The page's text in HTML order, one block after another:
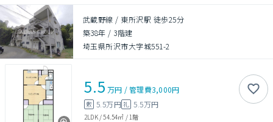
武蔵野線 / 東所沢駅 徒歩25分
築38年 / 3階建
埼玉県所沢市大字城551-2
5.5 万円 /管理費3,000円
敷 5.5万円礼 5.5万円
2LDK/54.54㎡ / 1階